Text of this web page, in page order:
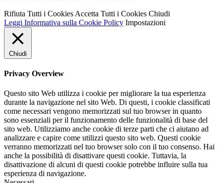
Rifiuta Tutti i Cookies Accetta Tutti i Cookies Chiudi
Leggi Informativa sulla Cookie Policy Impostazioni
Chiudi
Privacy Overview
Questo sito Web utilizza i cookie per migliorare la tua esperienza
durante la navigazione nel sito Web. Di questi, i cookie classificati
come necessari vengono memorizzati sul tuo browser in quanto
sono essenziali per il funzionamento delle funzionalità di base del
sito web. Utilizziamo anche cookie di terze parti che ci aiutano ad
analizzare e capire come utilizzi questo sito web. Questi cookie
verranno memorizzati nel tuo browser solo con il tuo consenso. Hai
anche la possibilità di disattivare questi cookie. Tuttavia, la
disattivazione di alcuni di questi cookie potrebbe influire sulla tua
esperienza di navigazione.